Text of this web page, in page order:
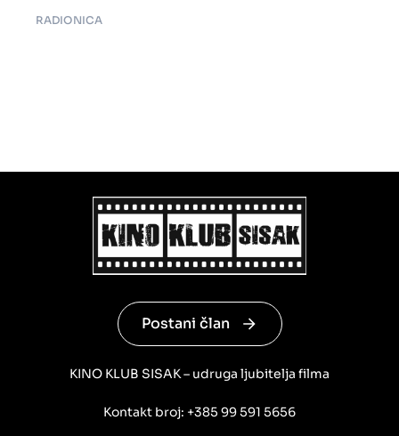
RADIONICA
Postani član
KINO KLUB SISAK – udruga ljubitelja filma
Kontakt broj: +385 99 591 5656